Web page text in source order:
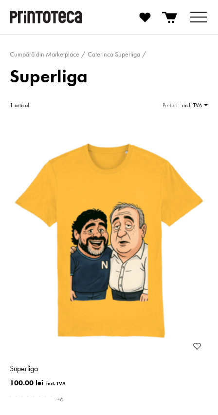
Cumpără din Marketplace Caterinca Superliga
Superliga
1 articol Preturi: incl. TVA
Superliga
100.00 lei
+6